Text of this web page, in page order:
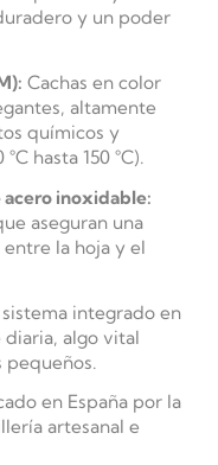
y un poder
Cachas en color
altamente
químicos y
hasta 150 °C).
acero inoxidable:
aseguran una
la hoja y el
integrado en
algo vital
pequeños.
en España por la
artesanal e